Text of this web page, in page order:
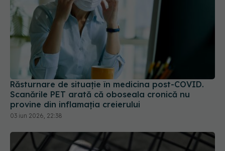
Răsturnare de situație în medicina post-COVID.
Scanările PET arată că oboseala cronică nu
provine din inflamația creierului
03 iun 2026, 22:38